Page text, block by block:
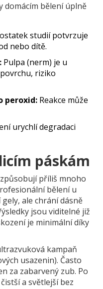
domácím bělení úplně
studií potvrzuje
nebo dítě.
Pulpa (nerm) je u
riziko
peroxid: Reakce může
urychlí degradaci
páskám
příliš mnoho
bělení u
ale chrání dásně
jsou viditelné již
je minimální díky
kampaň
usazenin). Často
za zabarvený zub. Po
a světlejší bez